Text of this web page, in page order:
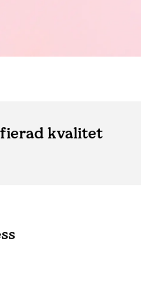
kvalitet